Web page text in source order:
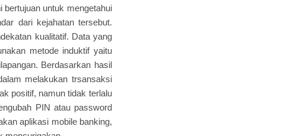
bertujuan untuk mengetahui
dari kejahatan tersebut.
kualitatif. Data yang
metode induktif yaitu
Berdasarkan hasil
melakukan trsansaksi
positif, namun tidak terlalu
PIN atau password
aplikasi mobile banking,